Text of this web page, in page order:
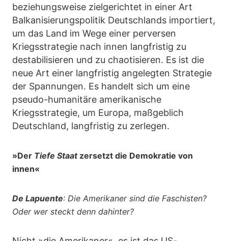
beziehungsweise zielgerichtet in einer Art
Balkanisierungspolitik Deutschlands importiert,
um das Land im Wege einer perversen
Kriegsstrategie nach innen langfristig zu
destabilisieren und zu chaotisieren. Es ist die
neue Art einer langfristig angelegten Strategie
der Spannungen. Es handelt sich um eine
pseudo-humanitäre amerikanische
Kriegsstrategie, um Europa, maßgeblich
Deutschland, langfristig zu zerlegen.
»Der Tiefe Staatzersetzt die Demokratie von
innen«
De Lapuente: Die Amerikaner sind die Faschisten?
Oder wer steckt denn dahinter?